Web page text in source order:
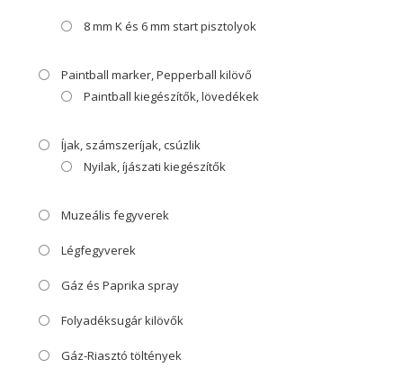
8 mm K és 6 mm start pisztolyok
Paintball marker, Pepperball kilövő
Paintball kiegészítők, lövedékek
Íjak, számszeríjak, csúzlik
Nyilak, íjászati kiegészítők
Muzeális fegyverek
Légfegyverek
Gáz és Paprika spray
Folyadéksugár kilövők
Gáz-Riasztó töltények